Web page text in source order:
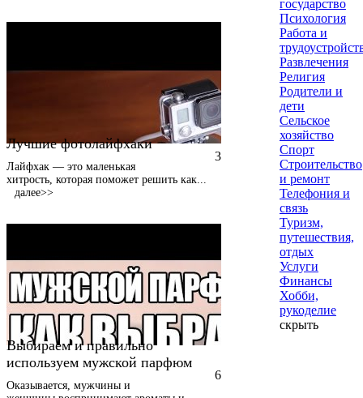
государство
Психология
Работа и
Развлечения
Религия
Родители и
дети
Сельское
хозяйство
Спорт
Строительство
и ремонт
Телефония и
связь
Туризм,
путешествия,
отдых
Услуги
Финансы
Хобби,
рукоделие
скрыть
Лучшие фотолайфхаки
3
Лайфхак — это маленькая
хитрость, которая поможет решить как
далее>>
Выбираем и правильно
используем мужской парфюм
6
Оказывается, мужчины и